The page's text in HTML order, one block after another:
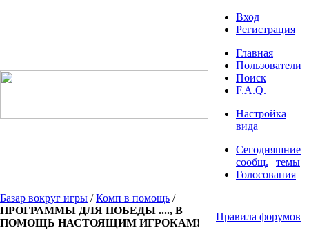
Вход
Регистрация
Главная
Пользователи
Поиск
F.A.Q.
Настройка
вида
Сегодняшние
сообщ. | темы
Голосования
Базар вокруг игры /Комп в помощь /
ПРОГРАММЫ ДЛЯ ПОБЕДЫ ...., В
ПОМОЩЬ НАСТОЯЩИМ ИГРОКАМ!
Правила форумов